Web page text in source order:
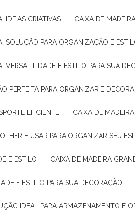
IDEIAS CRIATIVAS CAIXA DE
SOLUÇÃO PARA ORGANIZAÇÃO E
VERSATILIDADE E ESTILO PARA SUA
PERFEITA PARA ORGANIZAR E
EFICIENTE CAIXA DE
E USAR PARA ORGANIZAR SEU
E ESTILO CAIXA DE MADEIRA
E ESTILO PARA SUA DECORAÇÃO
IDEAL PARA ARMAZENAMENTO E